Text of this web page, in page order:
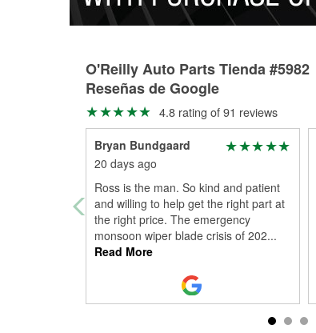
O'Reilly Auto Parts Tienda #5982
Reseñas de Google
4.8 rating of 91 reviews
Bryan Bundgaard
20 days ago
Ross is the man. So kind and patient
and willing to help get the right part at
the right price. The emergency
monsoon wiper blade crisis of 202...
Read More